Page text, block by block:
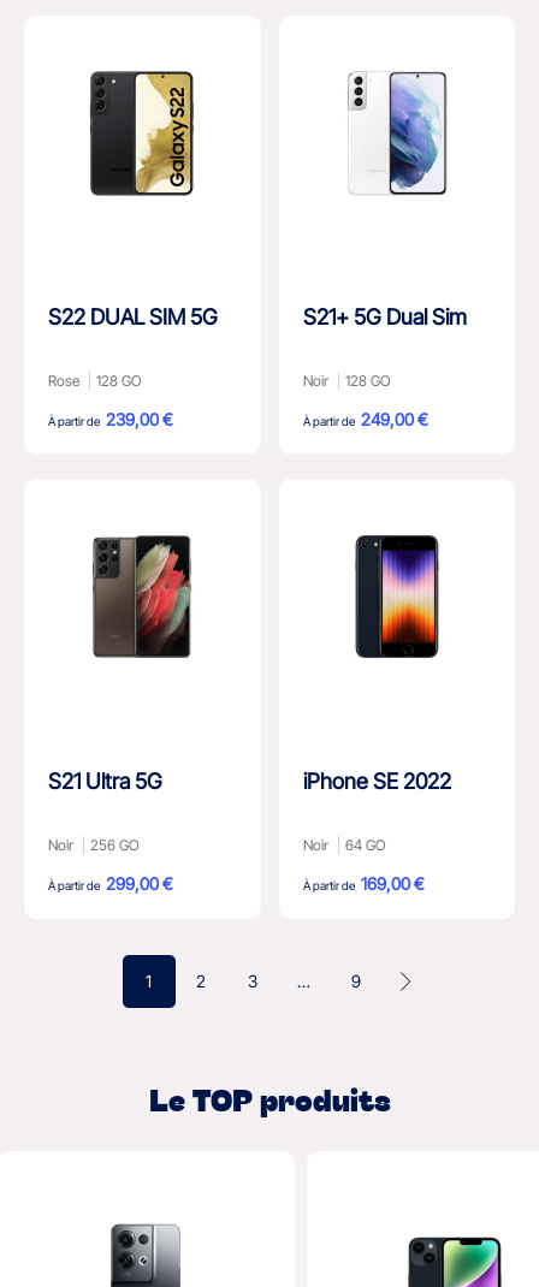
S22 DUAL SIM 5G
Rose 128 GO
À partir de 239,00 €
S21+ 5G Dual Sim
Noir 128 GO
À partir de 249,00 €
S21 Ultra 5G
Noir 256 GO
À partir de 299,00 €
iPhone SE 2022
Noir 64 GO
À partir de 169,00 €
1 2 3 … 9
Le TOP produits